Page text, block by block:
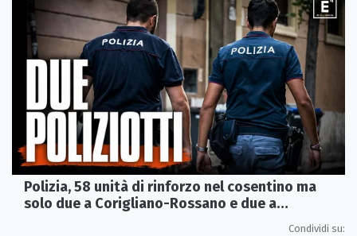
Polizia, 58 unità di rinforzo nel cosentino ma
solo due a Corigliano-Rossano e due a
Condividi su: